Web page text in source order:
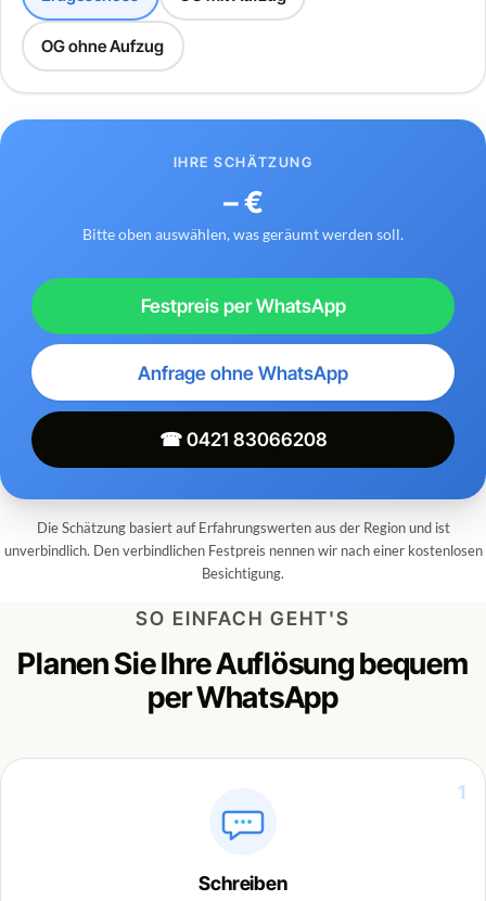
OG ohne Aufzug
IHRE SCHÄTZUNG
– €
Bitte oben auswählen, was geräumt werden soll.
Festpreis per WhatsApp
Anfrage ohne WhatsApp
☎ 0421 83066208
Die Schätzung basiert auf Erfahrungswerten aus der Region und ist
unverbindlich. Den verbindlichen Festpreis nennen wir nach einer kostenlosen
Besichtigung.
SO EINFACH GEHT'S
Planen Sie Ihre Auflösung bequem
per WhatsApp
1
Schreiben